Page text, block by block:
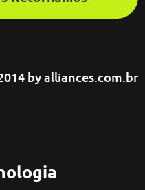
byalliances.com.br